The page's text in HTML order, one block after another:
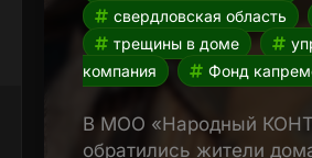
свердловская область
трещины в доме
компания
Фонд
В МОО «Народный
обратились жители